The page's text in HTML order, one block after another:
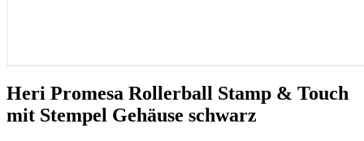
Heri Promesa Rollerball Stamp & Touch
mit Stempel Gehäuse schwarz